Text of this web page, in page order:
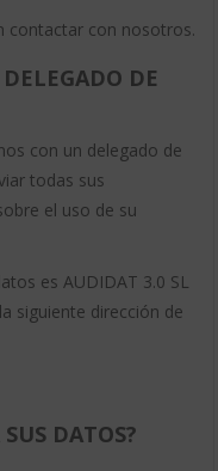
contactar con nosotros.
DE
con un delegado de
todas sus
el uso de su
es AUDIDAT 3.0 SL
siguiente dirección de
DATOS?